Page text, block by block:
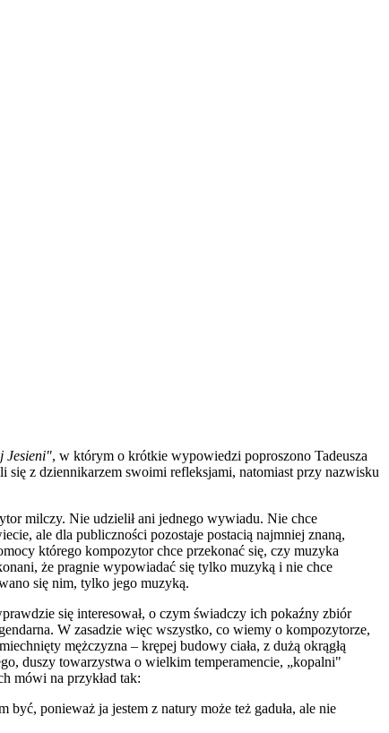
Jesieni", w którym o krótkie wypowiedzi poproszono Tadeusza
z dziennikarzem swoimi refleksjami, natomiast przy nazwisku
milczy. Nie udzielił ani jednego wywiadu. Nie chce
ale dla publiczności pozostaje postacią najmniej znaną,
którego kompozytor chce przekonać się, czy muzyka
że pragnie wypowiadać się tylko muzyką i nie chce
się nim, tylko jego muzyką.
się interesował, o czym świadczy ich pokaźny zbiór
W zasadzie więc wszystko, co wiemy o kompozytorze,
mężczyzna – krępej budowy ciała, z dużą okrągłą
duszy towarzystwa o wielkim temperamencie, „kopalni"
mówi na przykład tak:
ponieważ ja jestem z natury może też gaduła, ale nie